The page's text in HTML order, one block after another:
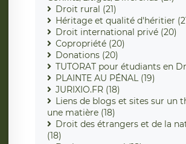
Droit rural (21)
Héritage et qualité d'héritier
Droit international privé (20)
Copropriété (20)
Donations (20)
TUTORAT pour étudiants en
PLAINTE AU PÉNAL (19)
JURIXIO.FR (18)
Liens de blogs et sites sur un
une matière (18)
Droit des étrangers et de la
(18)